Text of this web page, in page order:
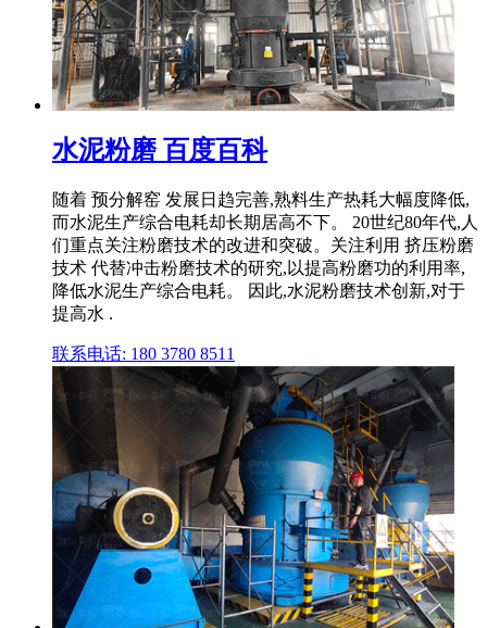
水泥粉磨 百度百科
随着 预分解窑 发展日趋完善,熟料生产热耗大幅度降低,
而水泥生产综合电耗却长期居高不下。 20世纪80年代,人
们重点关注粉磨技术的改进和突破。关注利用 挤压粉磨
技术 代替冲击粉磨技术的研究,以提高粉磨功的利用率,
降低水泥生产综合电耗。 因此,水泥粉磨技术创新,对于
提高水 .
联系电话: 180 3780 8511